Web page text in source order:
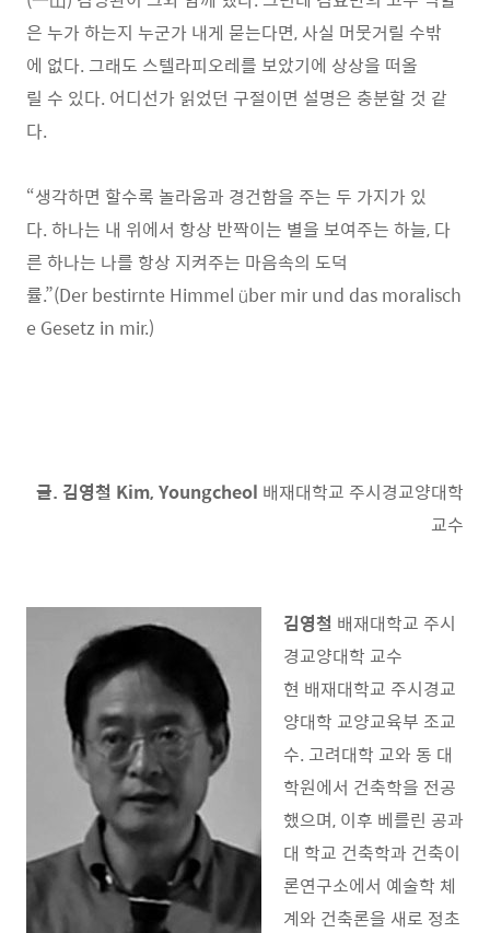
은 누가 하는지 누군가 내게 묻는다면, 사실 머뭇거릴 수밖
에 없다. 그래도 스텔라피오레를 보았기에 상상을 떠올
릴 수 있다. 어디선가 읽었던 구절이면 설명은 충분할 것 같
다.
“생각하면 할수록 놀라움과 경건함을 주는 두 가지가 있
다. 하나는 내 위에서 항상 반짝이는 별을 보여주는 하늘, 다
른 하나는 나를 항상 지켜주는 마음속의 도덕
률.”(Der bestirnte Himmel über mir und das moralisch
e Gesetz in mir.)
글. 김영철 Kim, Youngcheol 배재대학교 주시경교양대학
교수
김영철 배재대학교 주시
경교양대학 교수
현 배재대학교 주시경교
양대학 교양교육부 조교
수. 고려대학 교와 동 대
학원에서 건축학을 전공
했으며, 이후 베를린 공과
대 학교 건축학과 건축이
론연구소에서 예술학 체
계와 건축론을 새로 정초